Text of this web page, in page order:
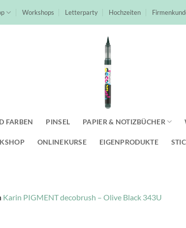
Workshops Letterparty Hochzeiten
FARBEN PINSEL PAPIER & NOTIZBÜCHER
ONLINEKURSE EIGENPRODUKTE
Karin PIGMENT decobrush – Olive Black 343U